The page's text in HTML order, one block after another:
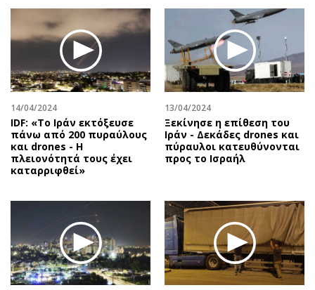
14/04/2024
IDF: «Το Ιράν εκτόξευσε
πάνω από 200 πυραύλους
και drones - Η
πλειονότητά τους έχει
καταρριφθεί»
13/04/2024
Ξεκίνησε η επίθεση του
Ιράν - Δεκάδες drones και
πύραυλοι κατευθύνονται
προς το Ισραήλ